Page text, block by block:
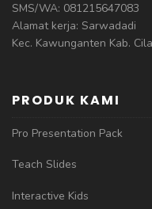
SMS/WA: 081215647083
Alamat kerja: Sarwadadi
Kec. Kawunganten Kab.
PRODUK KAMI
Pro Presentation Pack
Teach Slides
Interactive Kids